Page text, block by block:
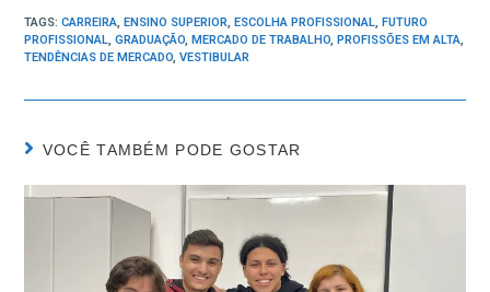
TAGS:CARREIRA, ENSINO SUPERIOR, ESCOLHA PROFISSIONAL, FUTURO
PROFISSIONAL, GRADUAÇÃO, MERCADO DE TRABALHO, PROFISSÕES EM ALTA,
TENDÊNCIAS DE MERCADO, VESTIBULAR
VOCÊ TAMBÉM PODE GOSTAR